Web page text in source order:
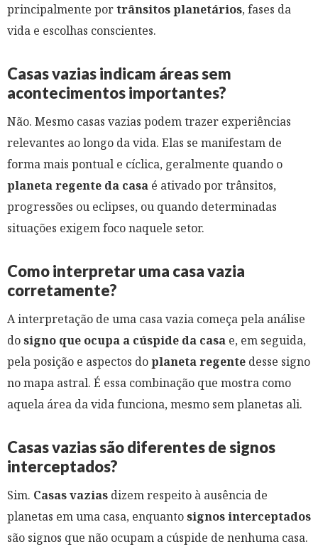
principalmente portrânsitos planetários, fases da
vida e escolhas conscientes.
Casas vazias indicam áreas sem
acontecimentos importantes?
Não. Mesmo casas vazias podem trazer experiências
relevantes ao longo da vida. Elas se manifestam de
forma mais pontual e cíclica, geralmente quando o
planeta regente da casa é ativado por trânsitos,
progressões ou eclipses, ou quando determinadas
situações exigem foco naquele setor.
Como interpretar uma casa vazia
corretamente?
A interpretação de uma casa vazia começa pela análise
dosigno que ocupa a cúspide da casa e, em seguida,
pela posição e aspectos doplaneta regente desse signo
no mapa astral. É essa combinação que mostra como
aquela área da vida funciona, mesmo sem planetas ali.
Casas vazias são diferentes de signos
interceptados?
Sim. Casas vazias dizem respeito à ausência de
planetas em uma casa, enquantosignos interceptados
são signos que não ocupam a cúspide de nenhuma casa.